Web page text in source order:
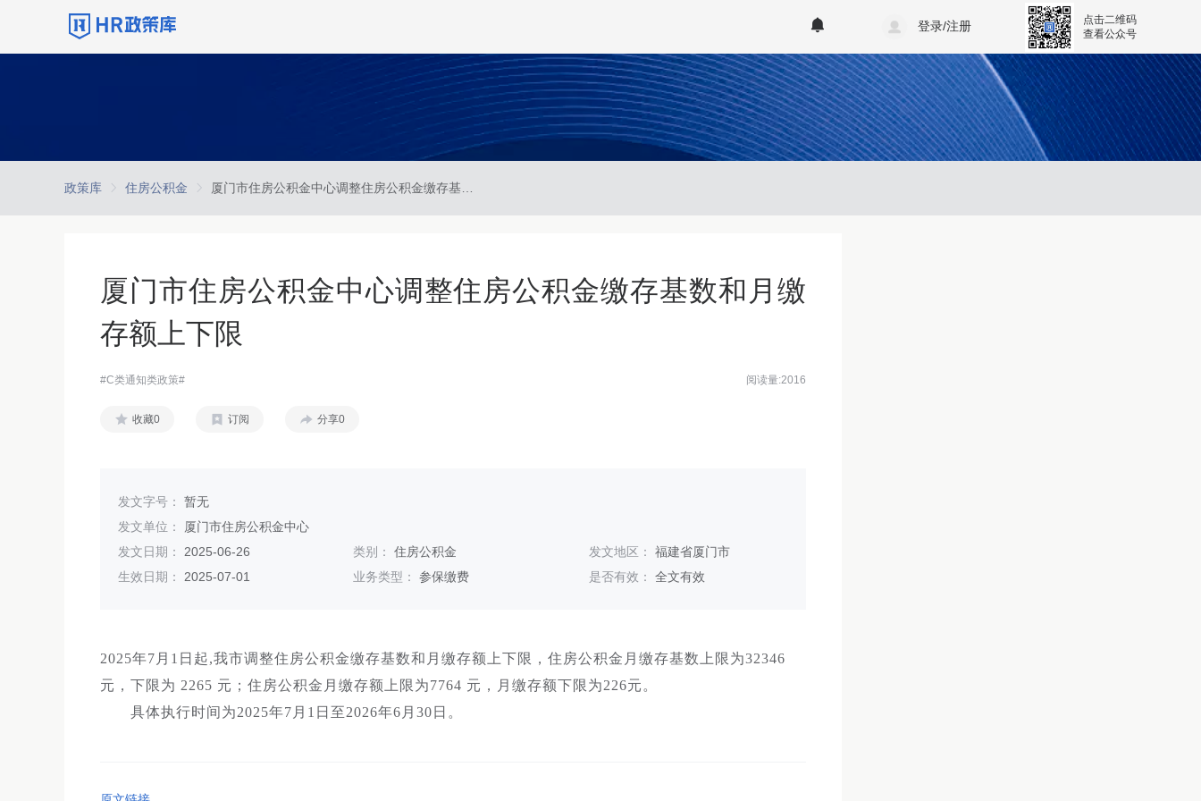
登录/注册
点击二维码
查看公众号
政策库 住房公积金
厦门市住房公积金中心调整住房公积金缴存基数和月缴
存额上下限
#C类通知类政策# 阅读量:2016
收藏0 订阅 分享0
发文字号： 暂无
发文单位：
厦门市住房公积金中心
发文日期： 2025-06-26 类别：住房公积金 发文地区： 福建省厦门市
生效日期： 2025-07-01 业务类型：参保缴费 是否有效： 全文有效
2025年7月1日起,我市调整住房公积金缴存基数和月缴存额上下限，住房公积金月缴存基数上限为32346
元，下限为 2265 元；住房公积金月缴存额上限为7764 元，月缴存额下限为226元。
具体执行时间为2025年7月1日至2026年6月30日。